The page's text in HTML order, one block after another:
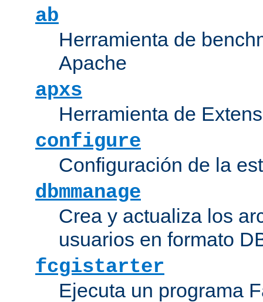
ab
Herramienta de
Apache
apxs
Herramienta de
configure
Configuración de la
dbmmanage
Crea y actualiza los
usuarios en formato
fcgistarter
Ejecuta un programa